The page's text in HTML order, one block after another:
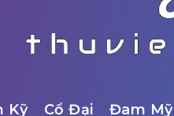
Kỹ Cổ Đại Đam Mỹ